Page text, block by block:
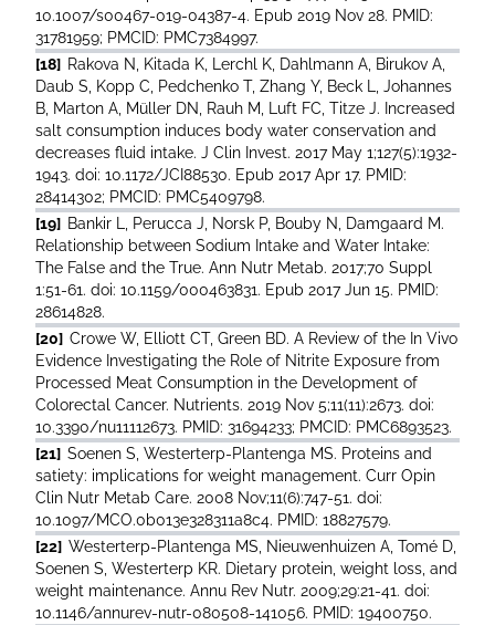
10.1007/s00467-019-04387-4. Epub 2019 Nov 28. PMID:
31781959; PMCID: PMC7384997.
[18] Rakova N, Kitada K, Lerchl K, Dahlmann A, Birukov A,
Daub S, Kopp C, Pedchenko T, Zhang Y, Beck L, Johannes
B, Marton A, Müller DN, Rauh M, Luft FC, Titze J. Increased
salt consumption induces body water conservation and
decreases fluid intake. J Clin Invest. 2017 May 1;127(5):1932-
1943. doi: 10.1172/JCI88530. Epub 2017 Apr 17. PMID:
28414302; PMCID: PMC5409798.
[19] Bankir L, Perucca J, Norsk P, Bouby N, Damgaard M.
Relationship between Sodium Intake and Water Intake:
The False and the True. Ann Nutr Metab. 2017;70 Suppl
1:51-61. doi: 10.1159/000463831. Epub 2017 Jun 15. PMID:
28614828.
[20] Crowe W, Elliott CT, Green BD. A Review of the In Vivo
Evidence Investigating the Role of Nitrite Exposure from
Processed Meat Consumption in the Development of
Colorectal Cancer. Nutrients. 2019 Nov 5;11(11):2673. doi:
10.3390/nu11112673. PMID: 31694233; PMCID: PMC6893523.
[21] Soenen S, Westerterp-Plantenga MS. Proteins and
satiety: implications for weight management. Curr Opin
Clin Nutr Metab Care. 2008 Nov;11(6):747-51. doi:
10.1097/MCO.0b013e328311a8c4. PMID: 18827579.
[22] Westerterp-Plantenga MS, Nieuwenhuizen A, Tomé D,
Soenen S, Westerterp KR. Dietary protein, weight loss, and
weight maintenance. Annu Rev Nutr. 2009;29:21-41. doi:
10.1146/annurev-nutr-080508-141056. PMID: 19400750.